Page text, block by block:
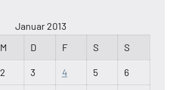
Januar 2013
M D F S S
2 3 4 5 6